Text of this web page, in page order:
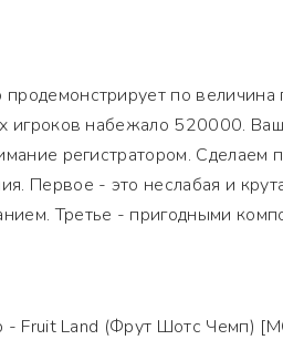
по величина
игроков набежало 520000.
регистратором. Сделаем
Первое - это неслабая и
Третье - пригодными
- Fruit Land (Фрут Шотс Чемп)